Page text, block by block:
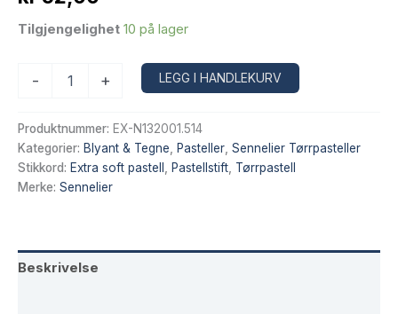
Tilgjengelighet 10 på lager
-
tørrpastell
–
Grey
514
antall
+ LEGG I HANDLEKURV
Produktnummer: EX-N132001.514
Kategorier: Blyant & Tegne Pasteller Sennelier Tørrpasteller
Stikkord: Extra soft pastell Pastellstift Tørrpastell
Merke: Sennelier
Beskrivelse